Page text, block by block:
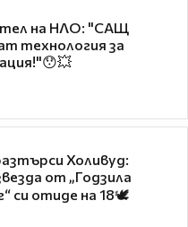
на НЛО: "САЩ
технология за
Холивуд:
от „Годзила
си отиде на 18🕊️